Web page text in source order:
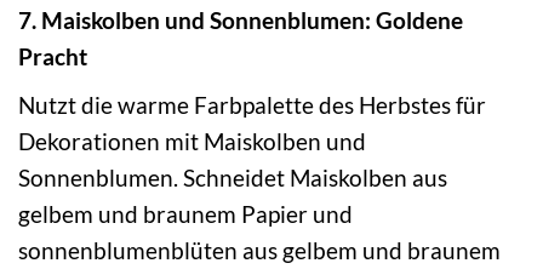
7. Maiskolben und Sonnenblumen: Goldene
Pracht
Nutzt die warme Farbpalette des Herbstes für
Dekorationen mit Maiskolben und
Sonnenblumen. Schneidet Maiskolben aus
gelbem und braunem Papier und
sonnenblumenblüten aus gelbem und braunem